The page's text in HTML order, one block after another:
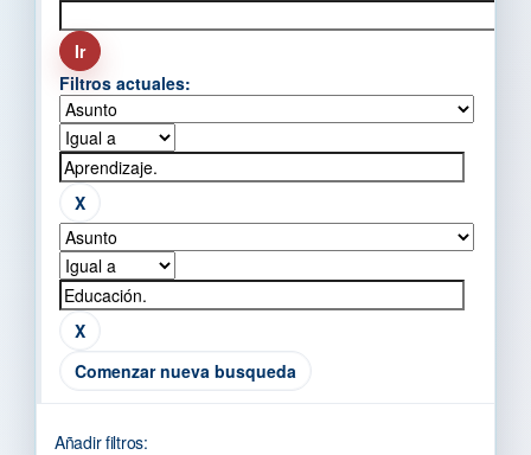
Filtros actuales:
Comenzar nueva busqueda
Añadir filtros: